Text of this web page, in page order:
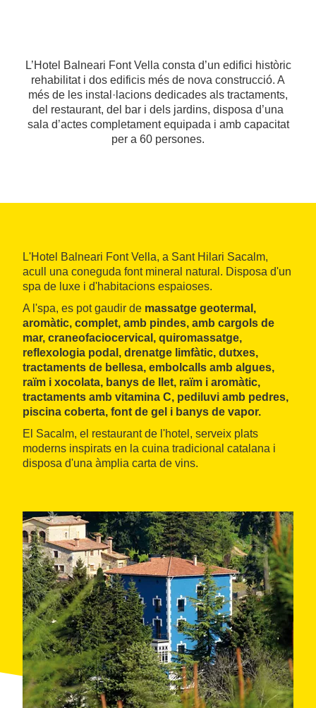
L’Hotel Balneari Font Vella consta d’un edifici històric
rehabilitat i dos edificis més de nova construcció. A
més de les instal·lacions dedicades als tractaments,
del restaurant, del bar i dels jardins, disposa d’una
sala d’actes completament equipada i amb capacitat
per a 60 persones.
L'Hotel Balneari Font Vella, a Sant Hilari Sacalm,
acull una coneguda font mineral natural. Disposa d'un
spa de luxe i d'habitacions espaioses.
A l'spa, es pot gaudir de massatge geotermal,
aromàtic, complet, amb pindes, amb cargols de
mar, craneofaciocervical, quiromassatge,
reflexologia podal, drenatge limfàtic, dutxes,
tractaments de bellesa, embolcalls amb algues,
raïm i xocolata, banys de llet, raïm i aromàtic,
tractaments amb vitamina C, pediluvi amb pedres,
piscina coberta, font de gel i banys de vapor.
El Sacalm, el restaurant de l'hotel, serveix plats
moderns inspirats en la cuina tradicional catalana i
disposa d'una àmplia carta de vins.